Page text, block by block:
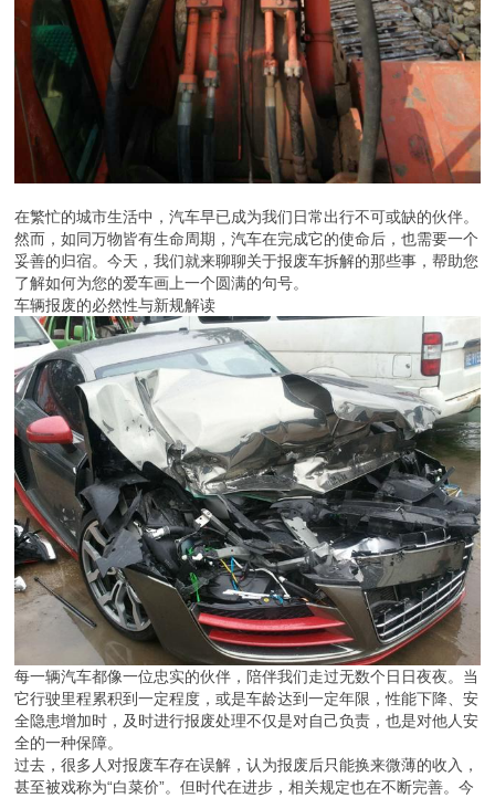
在繁忙的城市生活中，汽车早已成为我们日常出行不可或缺的伙伴。
然而，如同万物皆有生命周期，汽车在完成它的使命后，也需要一个
妥善的归宿。今天，我们就来聊聊关于报废车拆解的那些事，帮助您
了解如何为您的爱车画上一个圆满的句号。
车辆报废的必然性与新规解读
每一辆汽车都像一位忠实的伙伴，陪伴我们走过无数个日日夜夜。当
它行驶里程累积到一定程度，或是车龄达到一定年限，性能下降、安
全隐患增加时，及时进行报废处理不仅是对自己负责，也是对他人安
全的一种保障。
过去，很多人对报废车存在误解，认为报废后只能换来微薄的收入，
甚至被戏称为“白菜价”。但时代在进步，相关规定也在不断完善。今